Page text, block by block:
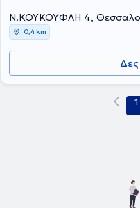
Ν.ΚΟΥΚΟΥΦΛΗ 4,
0,4 km
1